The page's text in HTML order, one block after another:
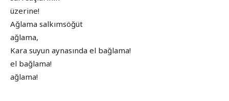
üzerine!
Ağlama salkımsöğüt
ağlama,
Kara suyun aynasında el bağlama!
el bağlama!
ağlama!